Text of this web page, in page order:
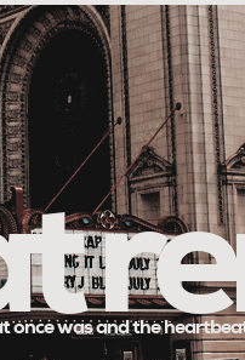
once was and the